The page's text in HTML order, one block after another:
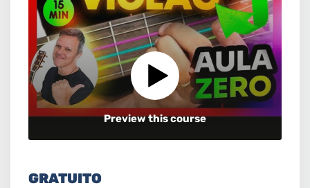
Preview this course
GRATUITO